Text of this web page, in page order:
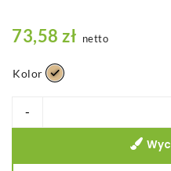
73,58 zł netto
Kolor
-
Hamak